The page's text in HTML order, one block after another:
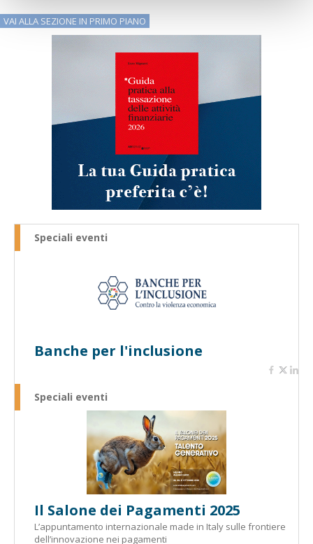
VAI ALLA SEZIONE IN PRIMO PIANO
Speciali eventi
Banche per l'inclusione
Speciali eventi
Il Salone dei Pagamenti 2025
L’appuntamento internazionale made in Italy sulle frontiere
dell’innovazione nei pagamenti